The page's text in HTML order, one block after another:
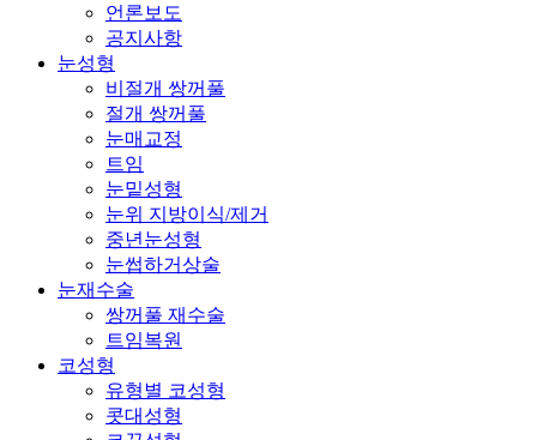
언론보도
공지사항
눈성형
비절개 쌍꺼풀
절개 쌍꺼풀
눈매교정
트임
눈밑성형
눈위 지방이식/제거
중년눈성형
눈썹하거상술
눈재수술
쌍꺼풀 재수술
트임복원
코성형
유형별 코성형
콧대성형